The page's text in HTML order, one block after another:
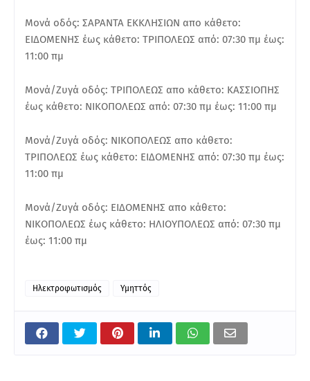
Μονά οδός: ΣΑΡΑΝΤΑ ΕΚΚΛΗΣΙΩΝ απο κάθετο:
ΕΙΔΟΜΕΝΗΣ έως κάθετο: ΤΡΙΠΟΛΕΩΣ από: 07:30 πμ έως:
11:00 πμ
Μονά/Ζυγά οδός: ΤΡΙΠΟΛΕΩΣ απο κάθετο: ΚΑΣΣΙΟΠΗΣ
έως κάθετο: ΝΙΚΟΠΟΛΕΩΣ από: 07:30 πμ έως: 11:00 πμ
Μονά/Ζυγά οδός: ΝΙΚΟΠΟΛΕΩΣ απο κάθετο:
ΤΡΙΠΟΛΕΩΣ έως κάθετο: ΕΙΔΟΜΕΝΗΣ από: 07:30 πμ έως:
11:00 πμ
Μονά/Ζυγά οδός: ΕΙΔΟΜΕΝΗΣ απο κάθετο:
ΝΙΚΟΠΟΛΕΩΣ έως κάθετο: ΗΛΙΟΥΠΟΛΕΩΣ από: 07:30 πμ
έως: 11:00 πμ
Ηλεκτροφωτισμός Υμηττός